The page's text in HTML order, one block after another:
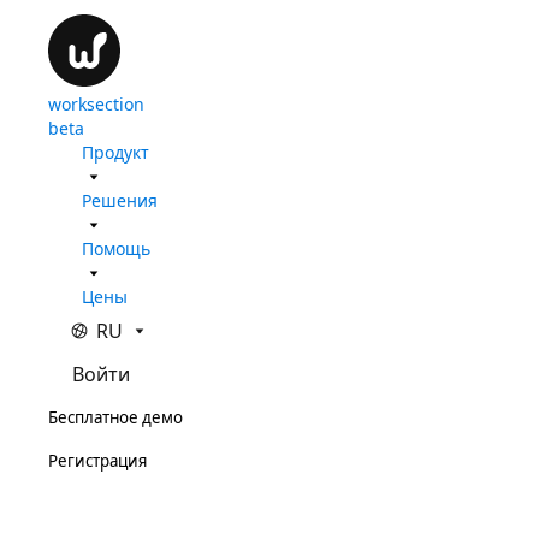
worksection
beta
Продукт
Решения
Помощь
Цены
RU
Войти
Бесплатное демо
Регистрация